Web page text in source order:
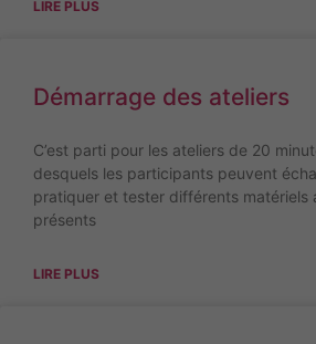
LIRE PLUS
Démarrage des ateliers
C’est parti pour les ateliers de 20
desquels les participants peuvent
pratiquer et tester différents matériels
présents
LIRE PLUS